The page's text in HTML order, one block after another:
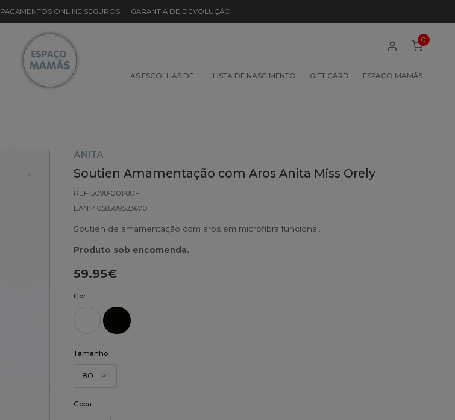
PAGAMENTOS ONLINE SEGUROS · GARANTIA DE DEVOLUÇÃO
AS ESCOLHAS DE… LISTA DE NASCIMENTO GIFT CARD ESPAÇO MAMÃS
0
ANITA
Soutien Amamentação com Aros Anita Miss Orely
REF: 5098-001-80F
EAN: 4058509523670
Soutien de amamentação com aros em microfibra funcional.
Produto sob encomenda.
59.95€
Cor
Tamanho
80
Copa